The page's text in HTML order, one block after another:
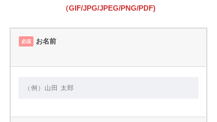
（GIF/JPG/JPEG/PNG/PDF)
必須 お名前